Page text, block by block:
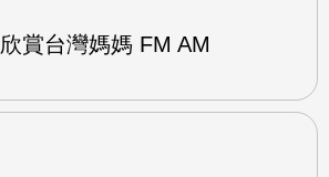
賞台灣媽媽 FM AM